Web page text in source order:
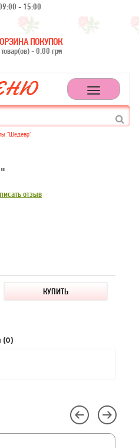
- 15:00
ПОКУПОК
- 0.00 грн
Toggle
navigation
"Шедевр"
отзыв
(0)